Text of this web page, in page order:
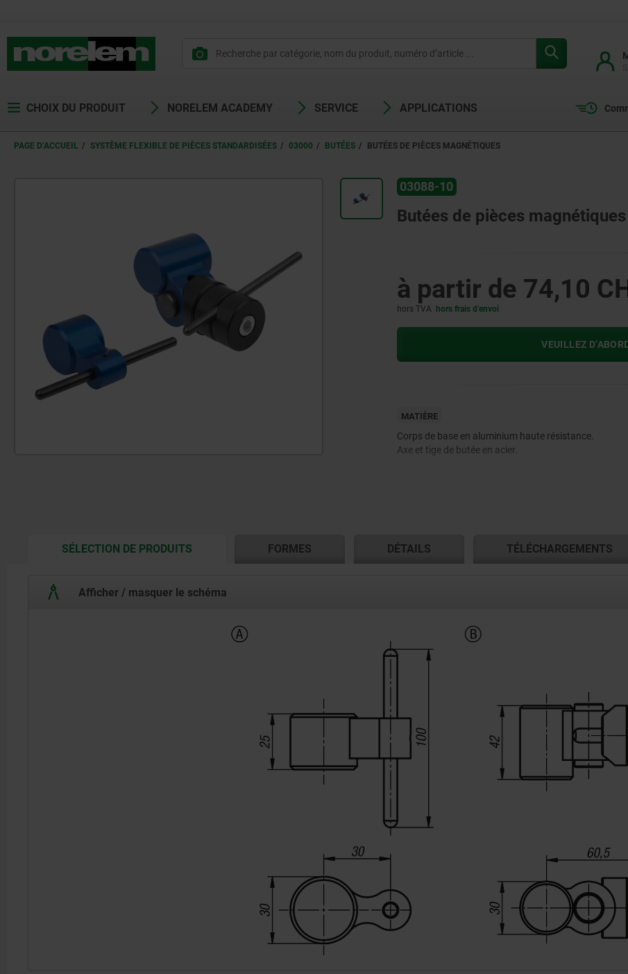
CHOIX DU PRODUIT NORELEM ACADEMY SERVICE APPLICATIONS
PAGE D’ACCUEIL SYSTÈME FLEXIBLE DE PIÈCES STANDARDISÉES 03000 BUTÉES BUTÉES DE PIÈCES MAGNÉTIQUES
03088-10
Butées de pièces magnétiques
à partir de 74,10
hors TVA hors frais d’envoi
VEUILLEZ
MATIÈRE
Corps de base en aluminium haute résistance.
Axe et tige de butée en acier.
SÉLECTION DE PRODUITSCURRENT
FORMES DÉTAILS TÉLÉCHARGEMENTS
Afficher / masquer le schéma